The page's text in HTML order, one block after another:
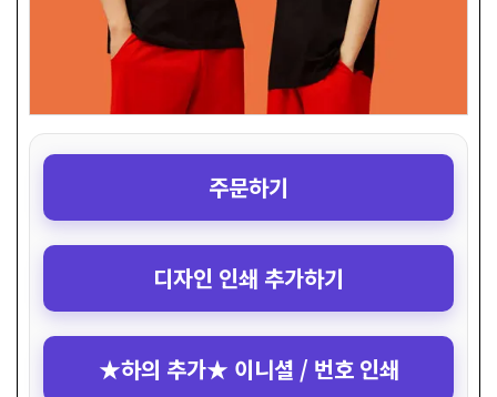
주문하기
디자인 인쇄 추가하기
★하의 추가★ 이니셜 / 번호 인쇄